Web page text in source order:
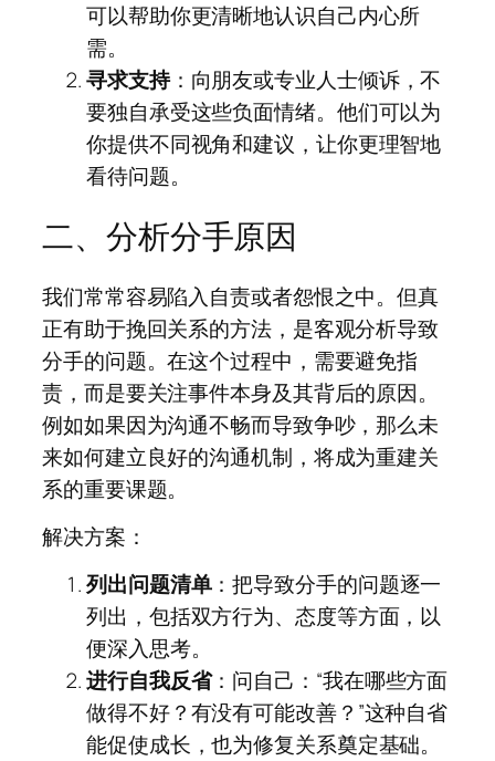
可以帮助你更清晰地认识自己内心所
需。
寻求支持：向朋友或专业人士倾诉，不
要独自承受这些负面情绪。他们可以为
你提供不同视角和建议，让你更理智地
看待问题。
二、分析分手原因
我们常常容易陷入自责或者怨恨之中。但真
正有助于挽回关系的方法，是客观分析导致
分手的问题。在这个过程中，需要避免指
责，而是要关注事件本身及其背后的原因。
例如如果因为沟通不畅而导致争吵，那么未
来如何建立良好的沟通机制，将成为重建关
系的重要课题。
解决方案：
列出问题清单：把导致分手的问题逐一
列出，包括双方行为、态度等方面，以
便深入思考。
进行自我反省：问自己：“我在哪些方面
做得不好？有没有可能改善？”这种自省
能促使成长，也为修复关系奠定基础。